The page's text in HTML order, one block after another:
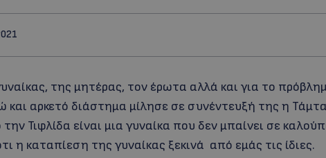
της μητέρας, τον έρωτα αλλά και για το
και αρκετό διάστημα μίλησε σε συνέντευξή της η
Τιφλίδα είναι μια γυναίκα που δεν μπαίνει σε
η καταπίεση της γυναίκας ξεκινά από εμάς τις ίδιες.